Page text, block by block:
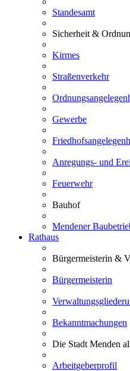
Standesamt
Sicherheit &
Kirmes
Straßenverkehr
Gewerbe
Anregungs- und
Feuerwehr
Bauhof
Mendener
Rathaus
Bürgermeisterin &
Bürgermeisterin
Bekanntmachungen
Die Stadt Menden
Arbeitgeberprofil